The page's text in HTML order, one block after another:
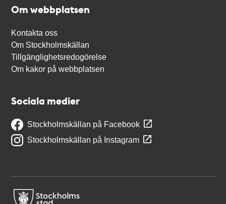
Om webbplatsen
Kontakta oss
Om Stockholmskällan
Tillgänglighetsredogörelse
Om kakor på webbplatsen
Sociala medier
Stockholmskällan på Facebook
Stockholmskällan på Instagram